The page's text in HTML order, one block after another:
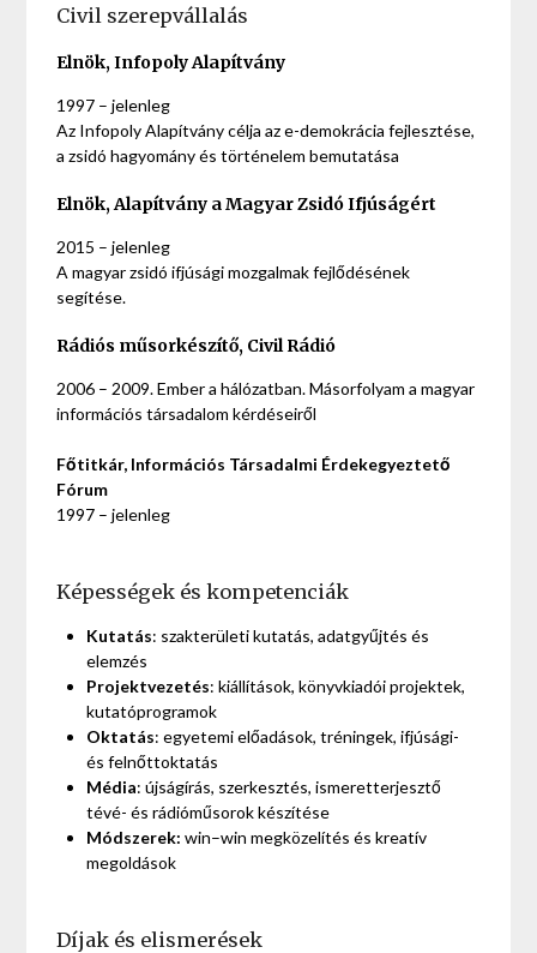
Civil szerepvállalás
Elnök, Infopoly Alapítvány
1997 – jelenleg
Az Infopoly Alapítvány célja az e-demokrácia fejlesztése,
a zsidó hagyomány és történelem bemutatása
Elnök, Alapítvány a Magyar Zsidó Ifjúságért
2015 – jelenleg
A magyar zsidó ifjúsági mozgalmak fejlődésének
segítése.
Rádiós műsorkészítő, Civil Rádió
2006 – 2009. Ember a hálózatban. Másorfolyam a magyar
információs társadalom kérdéseiről
Főtitkár, Információs Társadalmi Érdekegyeztető
Fórum
1997 – jelenleg
Képességek és kompetenciák
Kutatás: szakterületi kutatás, adatgyűjtés és
elemzés
Projektvezetés: kiállítások, könyvkiadói projektek,
kutatóprogramok
Oktatás: egyetemi előadások, tréningek, ifjúsági-
és felnőttoktatás
Média: újságírás, szerkesztés, ismeretterjesztő
tévé- és rádióműsorok készítése
Módszerek:win–win megközelítés és kreatív
megoldások
Díjak és elismerések